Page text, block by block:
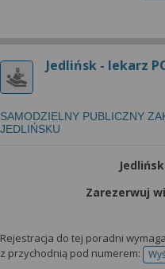
Jedlińsk - lekarz
SAMODZIELNY PUBLICZNY
JEDLIŃSKU
Zarezerwuj
Rejestracja do tej poradni
z przychodnią pod numerem: